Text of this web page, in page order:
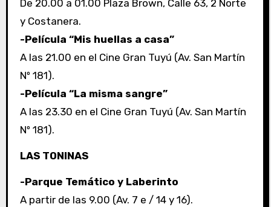
De 20.00 a 01.00 Plaza Brown, Calle 63, 2 Norte
y Costanera.
-Película “Mis huellas a casa”
A las 21.00 en el Cine Gran Tuyú (Av. San Martín
Nº 181).
-Película “La misma sangre”
A las 23.30 en el Cine Gran Tuyú (Av. San Martín
Nº 181).
LAS TONINAS
-Parque Temático y Laberinto
A partir de las 9.00 (Av. 7 e / 14 y 16).